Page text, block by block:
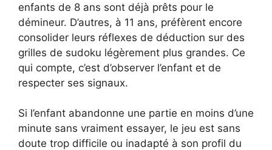
enfants de 8 ans sont déjà prêts pour le
démineur. D’autres, à 11 ans, préfèrent encore
consolider leurs réflexes de déduction sur des
grilles de sudoku légèrement plus grandes. Ce
qui compte, c’est d’observer l’enfant et de
respecter ses signaux.
Si l’enfant abandonne une partie en moins d’une
minute sans vraiment essayer, le jeu est sans
doute trop difficile ou inadapté à son profil du